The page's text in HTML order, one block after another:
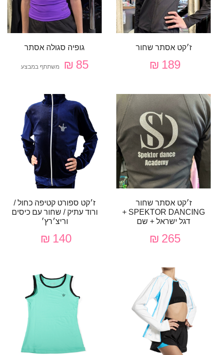
ז׳קט אסתר שחור
189 ₪
גופיה סגולה אסתר
85 ₪ משתתף במבצע
ז׳קט אסתר שחור
SPEKTOR DANCING +
דגל ישראל + שם
265 ₪
ז׳קט ספורט קטיפה כחול /
ורוד עתיק / שחור עם כיסים
וריצ׳רץ׳
140 ₪